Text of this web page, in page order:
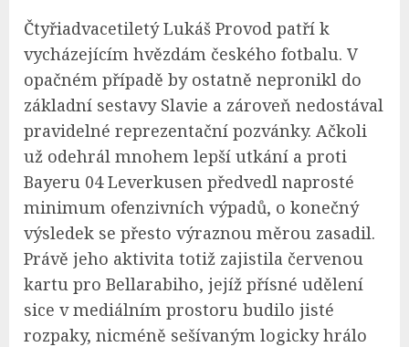
Čtyřiadvacetiletý Lukáš Provod patří k
vycházejícím hvězdám českého fotbalu. V
opačném případě by ostatně nepronikl do
základní sestavy Slavie a zároveň nedostával
pravidelné reprezentační pozvánky. Ačkoli
už odehrál mnohem lepší utkání a proti
Bayeru 04 Leverkusen předvedl naprosté
minimum ofenzivních výpadů, o konečný
výsledek se přesto výraznou měrou zasadil.
Právě jeho aktivita totiž zajistila červenou
kartu pro Bellarabiho, jejíž přísné udělení
sice v mediálním prostoru budilo jisté
rozpaky, nicméně sešívaným logicky hrálo